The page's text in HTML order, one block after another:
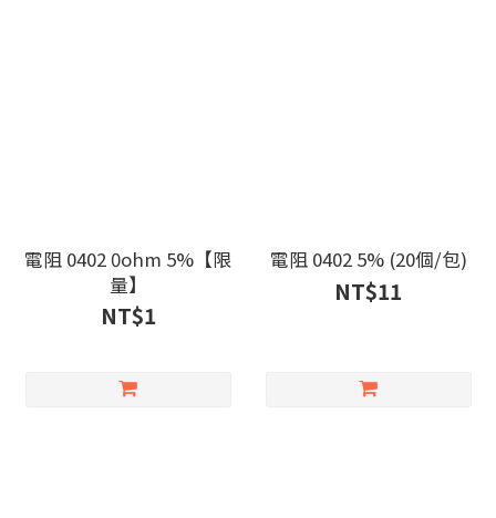
電阻 0402 0ohm 5%【限
量】
NT$1
電阻 0402 5% (20個/包)
NT$11